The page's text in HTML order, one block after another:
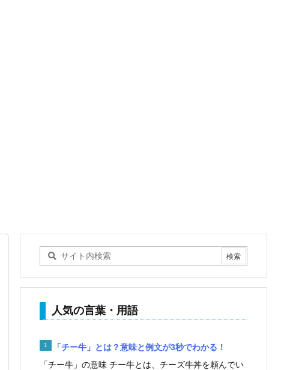
人気の言葉・用語
「チー牛」とは？意味と例文が3秒でわかる！
「チー牛」の意味 チー牛とは、チーズ牛丼を頼んでい